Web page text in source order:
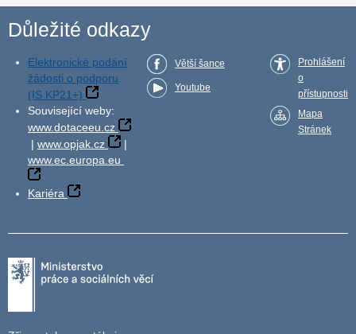
Důležité odkazy
Elektronické podání
žádosti o podporu
(IS KP21+)
Související weby:
www.dotaceeu.cz
| www.opjak.cz
|
www.ec.europa.eu
Kariéra
Větší šance
Youtube
Prohlášení
o
přístupnosti
Mapa
Stránek